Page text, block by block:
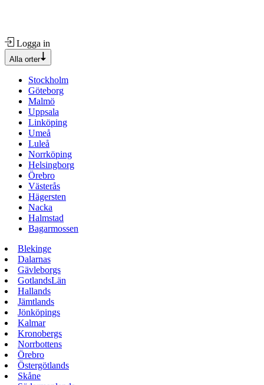
Logga in
Alla orter
Stockholm
Göteborg
Malmö
Uppsala
Linköping
Umeå
Luleå
Norrköping
Helsingborg
Örebro
Västerås
Hägersten
Nacka
Halmstad
Bagarmossen
Blekinge
Dalarnas
Gävleborgs
GotlandsLän
Hallands
Jämtlands
Jönköpings
Kalmar
Kronobergs
Norrbottens
Örebro
Östergötlands
Skåne